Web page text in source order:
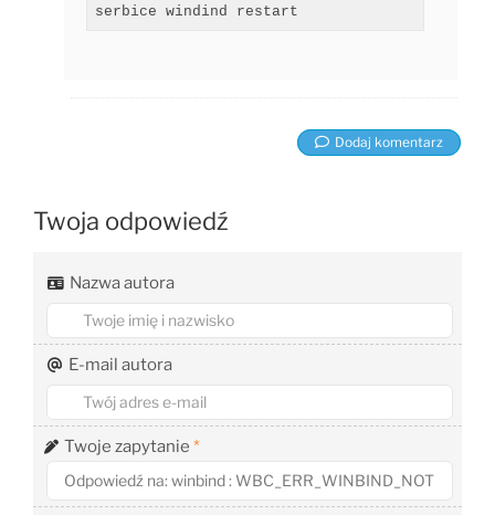
serbice windind restart
Dodaj komentarz
Twoja odpowiedź
Nazwa autora
E-mail autora
Twoje zapytanie *